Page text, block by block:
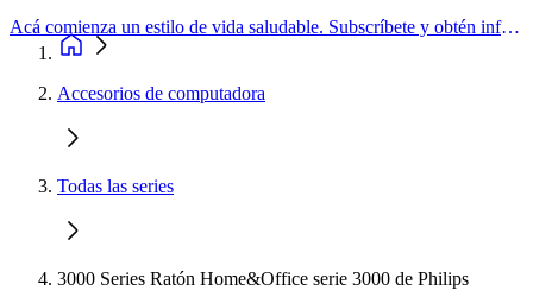
Acá comienza un estilo de vida saludable. Subscríbete y obtén información de primera mano
Accesorios de computadora
Todas las series
3000 Series Ratón Home&Office serie 3000 de Philips